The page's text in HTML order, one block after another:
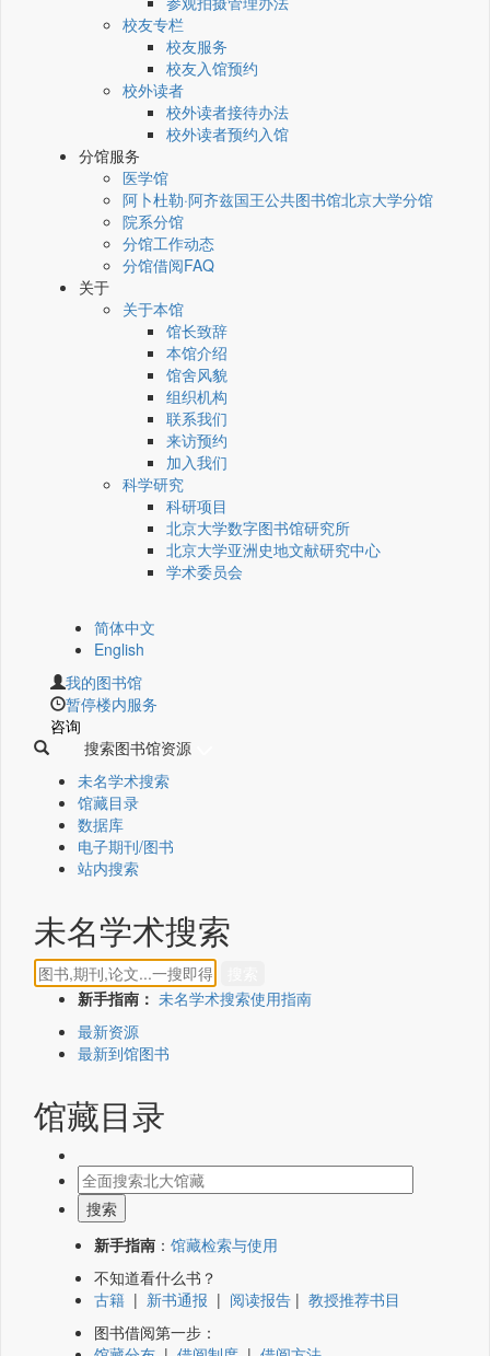
校友专栏
校友服务
校友入馆预约
校外读者
校外读者接待办法
校外读者预约入馆
分馆服务
医学馆
阿卜杜勒·阿齐兹国王公共图书馆北京大学分馆
院系分馆
分馆工作动态
分馆借阅FAQ
关于
关于本馆
馆长致辞
本馆介绍
馆舍风貌
组织机构
联系我们
来访预约
加入我们
科学研究
科研项目
北京大学数字图书馆研究所
北京大学亚洲史地文献研究中心
学术委员会
简体中文
English
我的图书馆
暂停楼内服务
咨询
搜索图书馆资源
未名学术搜索
馆藏目录
数据库
电子期刊/图书
站内搜索
未名学术搜索
新手指南： 未名学术搜索使用指南
最新资源
最新到馆图书
馆藏目录
新手指南 ： 馆藏检索与使用
不知道看什么书？
古籍 | 新书通报 | 阅读报告 | 教授推荐书目
图书借阅第一步：